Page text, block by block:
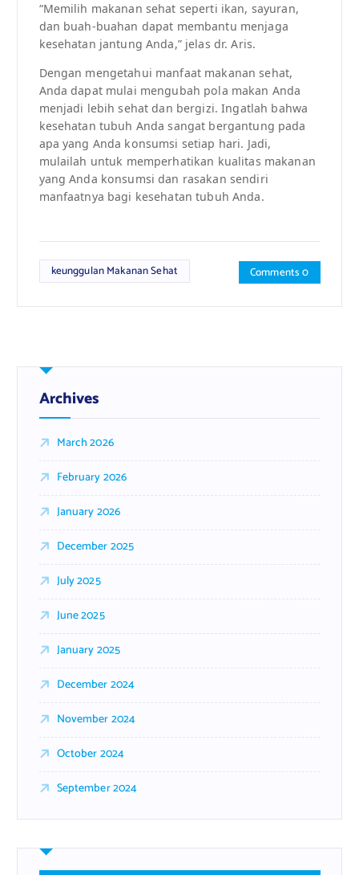
“Memilih makanan sehat seperti ikan, sayuran,
dan buah-buahan dapat membantu menjaga
kesehatan jantung Anda,” jelas dr. Aris.
Dengan mengetahui manfaat makanan sehat,
Anda dapat mulai mengubah pola makan Anda
menjadi lebih sehat dan bergizi. Ingatlah bahwa
kesehatan tubuh Anda sangat bergantung pada
apa yang Anda konsumsi setiap hari. Jadi,
mulailah untuk memperhatikan kualitas makanan
yang Anda konsumsi dan rasakan sendiri
manfaatnya bagi kesehatan tubuh Anda.
keunggulan Makanan Sehat Comments 0
Archives
March 2026
February 2026
January 2026
December 2025
July 2025
June 2025
January 2025
December 2024
November 2024
October 2024
September 2024